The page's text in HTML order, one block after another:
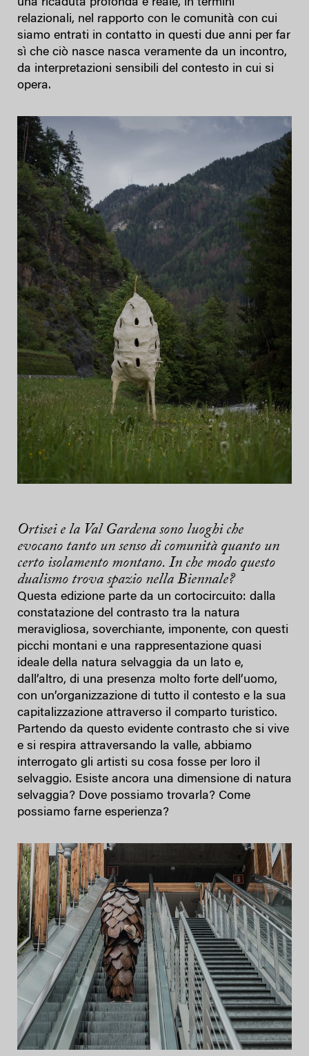
una ricaduta profonda e reale, in termini
relazionali, nel rapporto con le comunità con cui
siamo entrati in contatto in questi due anni per far
sì che ciò nasce nasca veramente da un incontro,
da interpretazioni sensibili del contesto in cui si
opera.
Ortisei e la Val Gardena sono luoghi che
evocano tanto un senso di comunità quanto un
certo isolamento montano. In che modo questo
dualismo trova spazio nella Biennale?
Questa edizione parte da un cortocircuito: dalla
constatazione del contrasto tra la natura
meravigliosa, soverchiante, imponente, con questi
picchi montani e una rappresentazione quasi
ideale della natura selvaggia da un lato e,
dall’altro, di una presenza molto forte dell’uomo,
con un’organizzazione di tutto il contesto e la sua
capitalizzazione attraverso il comparto turistico.
Partendo da questo evidente contrasto che si vive
e si respira attraversando la valle, abbiamo
interrogato gli artisti su cosa fosse per loro il
selvaggio. Esiste ancora una dimensione di natura
selvaggia? Dove possiamo trovarla? Come
possiamo farne esperienza?